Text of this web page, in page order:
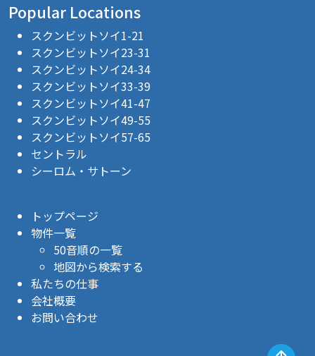
Popular Locations
スクンビットソイ1-21
スクンビットソイ23-31
スクンビットソイ24-34
スクンビットソイ33-39
スクンビットソイ41-47
スクンビットソイ49-55
スクンビットソイ57-65
セントラル
シーロム・サトーン
トップページ
物件一覧
50音順の一覧
地図から検索する
私たちの仕事
会社概要
お問い合わせ